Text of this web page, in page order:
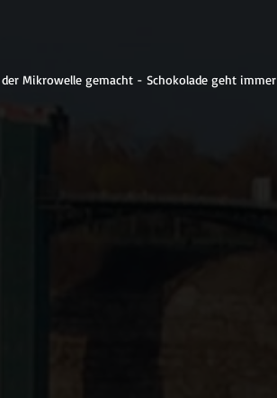
Mikrowelle gemacht - Schokolade geht immer